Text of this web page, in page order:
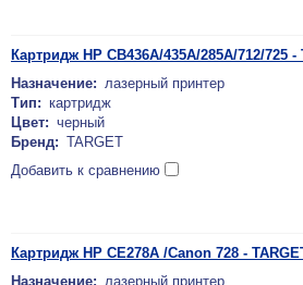
Картридж HP CB436A/435A/285A/712/725 -
Назначение: лазерный принтер
Тип: картридж
Цвет: черный
Бренд: TARGET
Добавить к сравнению
Картридж HP CE278A /Canon 728 -
Назначение: лазерный принтер